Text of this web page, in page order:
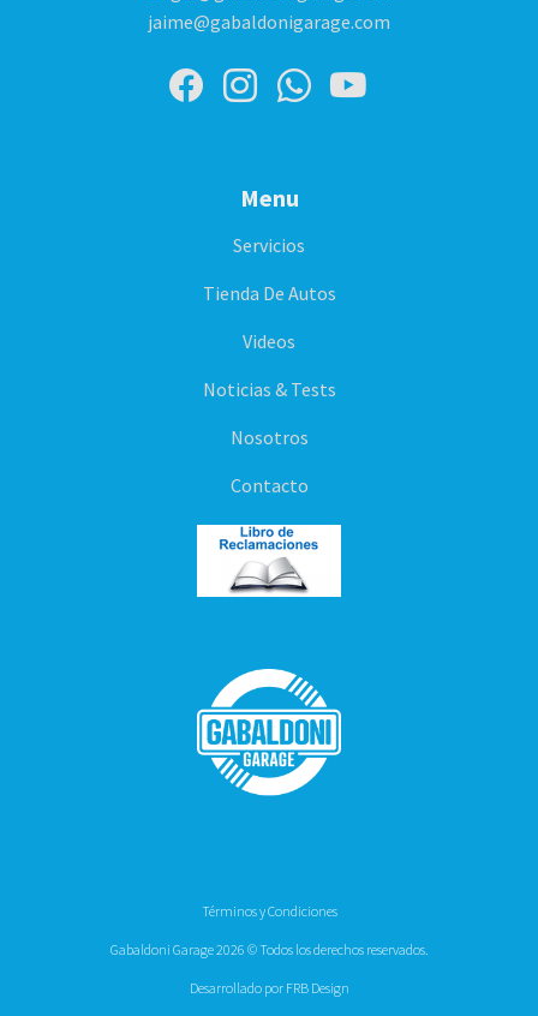
jaime@gabaldonigarage.com
Menu
Servicios
Tienda De Autos
Videos
Noticias & Tests
Nosotros
Contacto
Términos y Condiciones
Gabaldoni Garage 2026 © Todos los derechos reservados.
Desarrollado por FRB Design